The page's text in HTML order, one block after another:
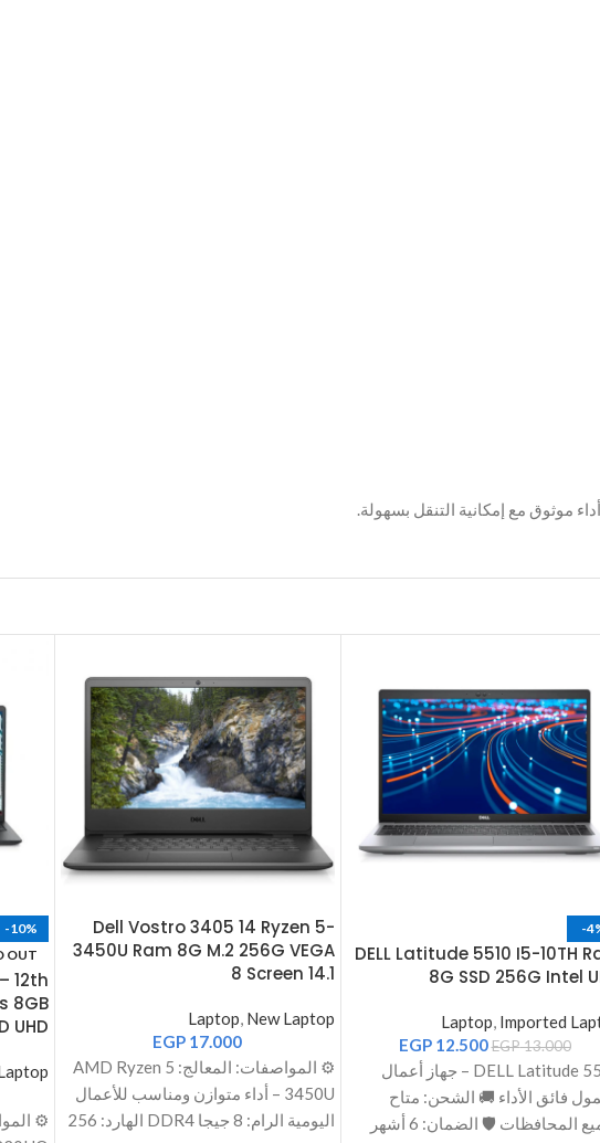
موثوق مع إمكانية التنقل بسهولة.
-
DELL Latitude 5510 I5-10TH
8G SSD 256G Intel
Laptop Imported
EGP13.000
EGP12.500
DELL Latitude 5510 – جهاز أعمال
فائق الأداء 🚚 الشحن: متاح
لجميع المحافظات 🛡️ الضمان: 6 أشهر
Dell Vostro 3405 14 Ryzen 5-
3450U Ram 8G M.2 256G VEGA
8 Screen 14.1
Laptop New Laptop
EGP 17.000
⚙️ المواصفات: المعالج: AMD Ryzen 5
3450U – أداء متوازن ومناسب للأعمال
اليومية الرام: 8 جيجا DDR4 الهارد: 256
-10%
OUT
12th
8GB
UHD